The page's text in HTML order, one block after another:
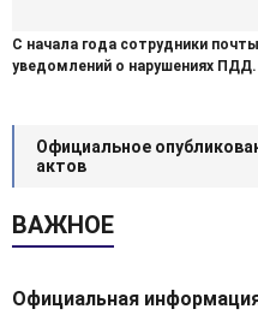
С начала года сотрудники
уведомлений о нарушениях ПДД.
Официальное
актов
ВАЖНОЕ
Официальная